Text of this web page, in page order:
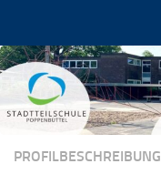
PROFILBESCHREIBUNG